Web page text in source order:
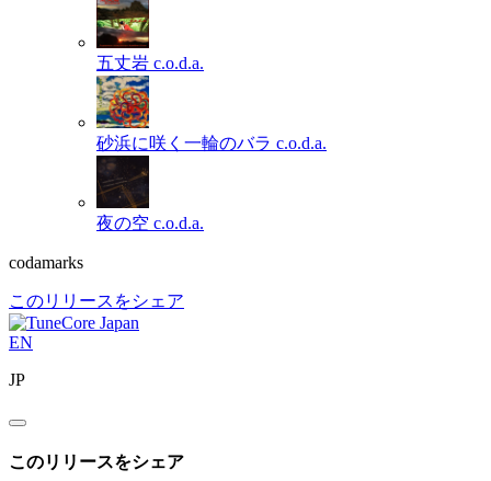
五丈岩 c.o.d.a.
砂浜に咲く一輪のバラ c.o.d.a.
夜の空 c.o.d.a.
codamarks
このリリースをシェア
EN
JP
このリリースをシェア